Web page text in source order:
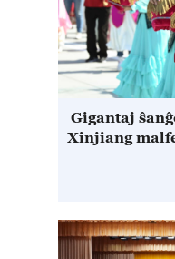
Gigantaj
Xinjiang